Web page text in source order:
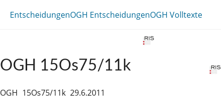
EntscheidungenOGH EntscheidungenOGH Volltexte
OGH 15Os75/11k
OGH 15Os75/11k 29.6.2011